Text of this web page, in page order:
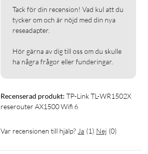
mobil med hjälp av en USB-kabel
med flera enheter
det inte finns tillgång till en fast
modem
modem ansluts till routerns USB-port
trådlöst eller via LAN-
platser utan fast bredband som på
Tack för din recension! Vad kul att du
tycker om och är nöjd med din nya
reseadapter.
Hör gärna av dig till oss om du skulle
ha några frågor eller funderingar.
Recenserad produkt: TP-Link TL-WR1502X
reserouter AX1500 Wifi 6
Var recensionen till hjälp? Ja (1) Nej (0)